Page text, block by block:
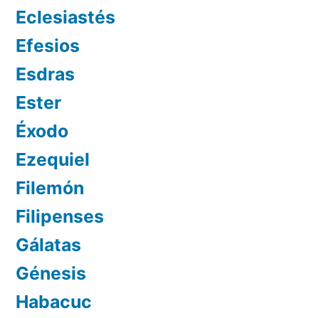
Eclesiastés
Efesios
Esdras
Ester
Éxodo
Ezequiel
Filemón
Filipenses
Gálatas
Génesis
Habacuc